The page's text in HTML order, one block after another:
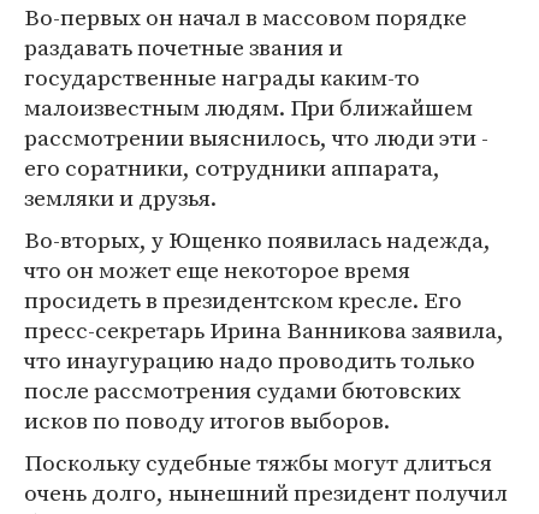
Во-первых он начал в массовом порядке
раздавать почетные звания и
государственные награды каким-то
малоизвестным людям. При ближайшем
рассмотрении выяснилось, что люди эти -
его соратники, сотрудники аппарата,
земляки и друзья.
Во-вторых, у Ющенко появилась надежда,
что он может еще некоторое время
просидеть в президентском кресле. Его
пресс-секретарь Ирина Ванникова заявила,
что инаугурацию надо проводить только
после рассмотрения судами бютовских
исков по поводу итогов выборов.
Поскольку судебные тяжбы могут длиться
очень долго, нынешний президент получил